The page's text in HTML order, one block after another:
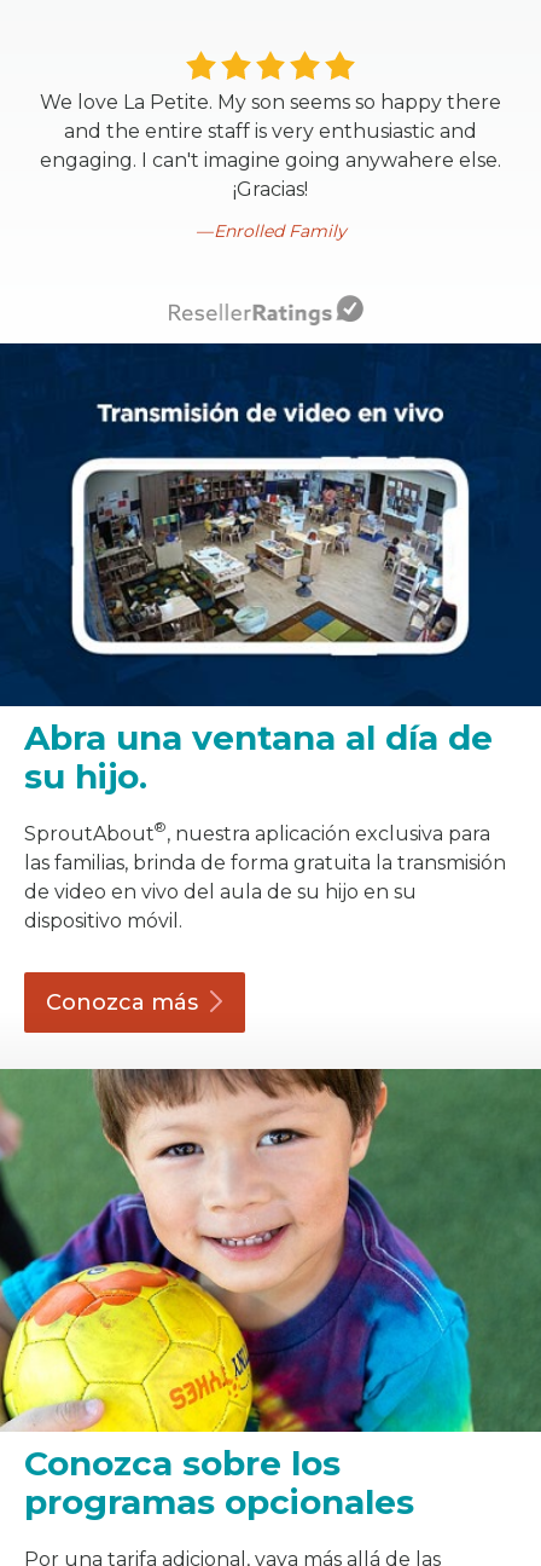
We love La Petite. My son seems so happy there
and the entire staff is very enthusiastic and
engaging. I can't imagine going anywahere else.
¡Gracias!
Enrolled Family
Abra una ventana al día de
su hijo.
SproutAbout®, nuestra aplicación exclusiva para
las familias, brinda de forma gratuita la transmisión
de video en vivo del aula de su hijo en su
dispositivo móvil.
Conozca más
Conozca sobre los
programas opcionales
Por una tarifa adicional, vaya más allá de las